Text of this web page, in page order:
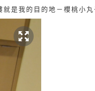
是我的目的地－櫻桃小丸